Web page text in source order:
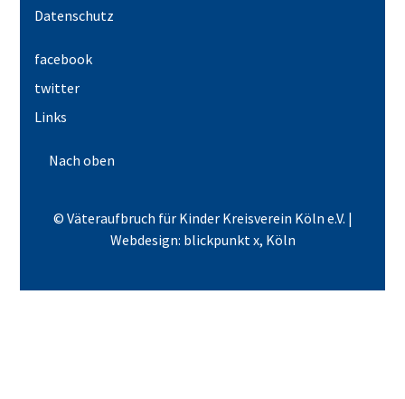
Datenschutz
facebook
twitter
Links
Nach oben
© Väteraufbruch für Kinder Kreisverein Köln e.V. |
Webdesign: blickpunkt x, Köln